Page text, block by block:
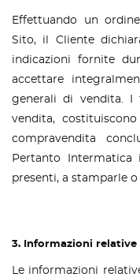
Effettuando un
Sito, il Cliente
indicazioni fornite
accettare
generali di vendita. I
vendita,
compravendita
Pertanto
presenti, a stamparle
3. Informazioni
Le informazioni